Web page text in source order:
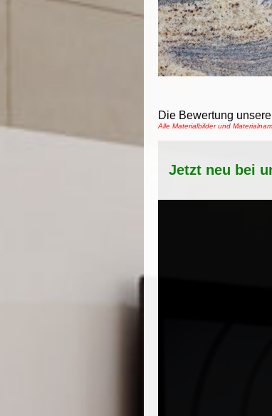
Die Bewertung
Alle Materialbilder und
Jetzt neu bei